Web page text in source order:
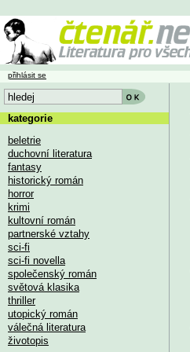
přihlásit se
kategorie
beletrie
duchovní literatura
fantasy
historický román
horror
krimi
kultovní román
partnerské vztahy
sci-fi
sci-fi novella
společenský román
světová klasika
thriller
utopický román
válečná literatura
životopis